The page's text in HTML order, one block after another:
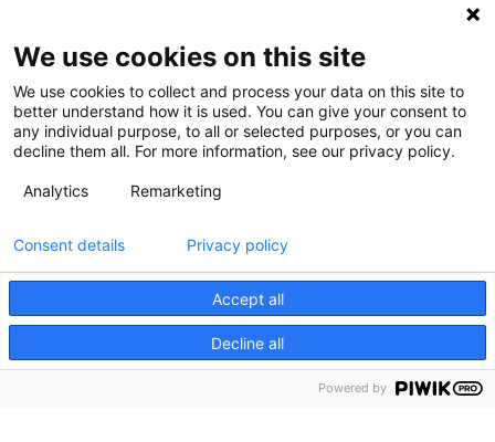
We use cookies on this site
We use cookies to collect and process your data on this site to
better understand how it is used. You can give your consent to
any individual purpose, to all or selected purposes, or you can
decline them all. For more information, see our privacy policy.
Analytics Remarketing
Accept all
Decline all
Consent details Privacy policy
Powered by